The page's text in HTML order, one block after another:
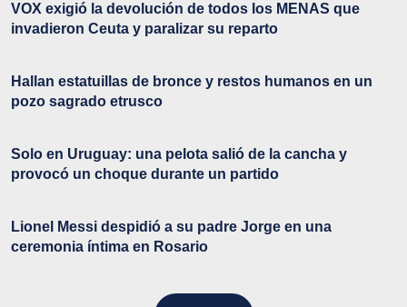
VOX exigió la devolución de todos los MENAS que
invadieron Ceuta y paralizar su reparto
Hallan estatuillas de bronce y restos humanos en un
pozo sagrado etrusco
Solo en Uruguay: una pelota salió de la cancha y
provocó un choque durante un partido
Lionel Messi despidió a su padre Jorge en una
ceremonia íntima en Rosario